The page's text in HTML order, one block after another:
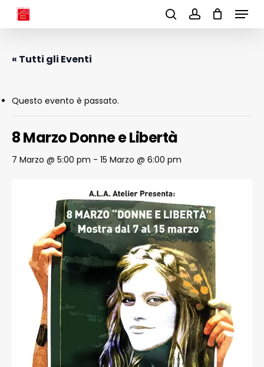
searchaccount
Menu
« Tutti gli Eventi
Questo evento è passato.
8 Marzo Donne e Libertà
7 Marzo @ 5:00 pm - 15 Marzo @ 6:00 pm